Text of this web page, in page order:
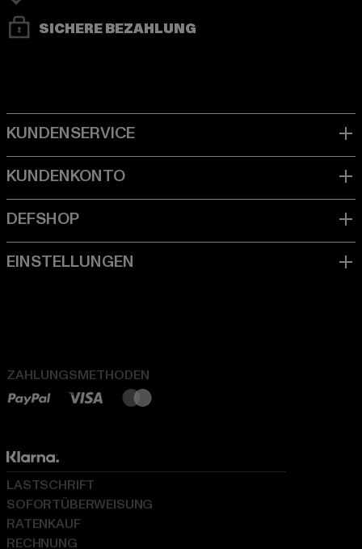
SICHERE BEZAHLUNG
ZAHLUNGSMETHODEN
LASTSCHRIFT
SOFORTÜBERWEISUNG
RATENKAUF
RECHNUNG